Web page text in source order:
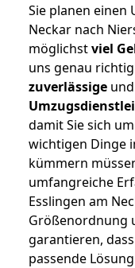
Sie planen einen
Neckar nach
möglichstviel
uns genau
zuverlässige und
damit Sie sich
wichtigen Dinge
kümmern
umfangreiche
Esslingen am
Größenordnung
garantieren,
passende